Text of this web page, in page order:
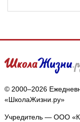
© 2000–2026
«ШколаЖизни.ру»
Учредитель — ООО